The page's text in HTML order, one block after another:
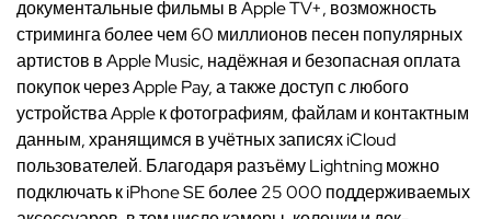
документальные фильмы в Apple TV+, возможность
стриминга более чем 60 миллионов песен популярных
артистов в Apple Music, надёжная и безопасная оплата
покупок через Apple Pay, а также доступ с любого
устройства Apple к фотографиям, файлам и контактным
данным, хранящимся в учётных записях iCloud
пользователей. Благодаря разъёму Lightning можно
подключать к iPhone SE более 25 000 поддерживаемых